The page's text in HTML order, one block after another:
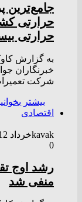
جامع‌ترین
حرارتی
حرارتی
خبرنگاران
شرکت
بیشتر
اقتصادی
kavakخرداد 12, 1404
0
رشد اوج
منفی شد